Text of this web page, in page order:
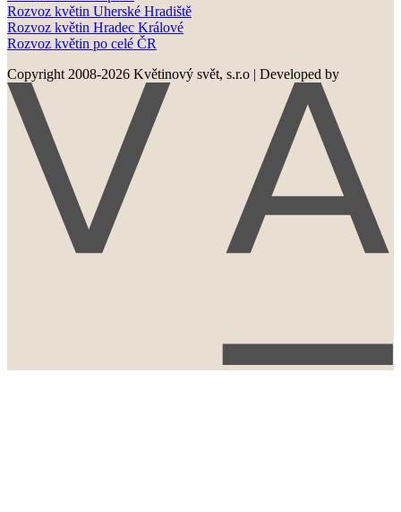
Rozvoz květin Uherské Hradiště
Rozvoz květin Hradec Králové
Rozvoz květin po celé ČR
Copyright 2008-2026 Květinový svět, s.r.o | Developed by